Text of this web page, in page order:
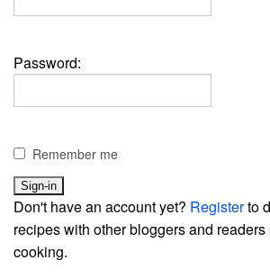
Password:
Remember me
Don't have an account yet? Registerto
recipes with other bloggers and
cooking.